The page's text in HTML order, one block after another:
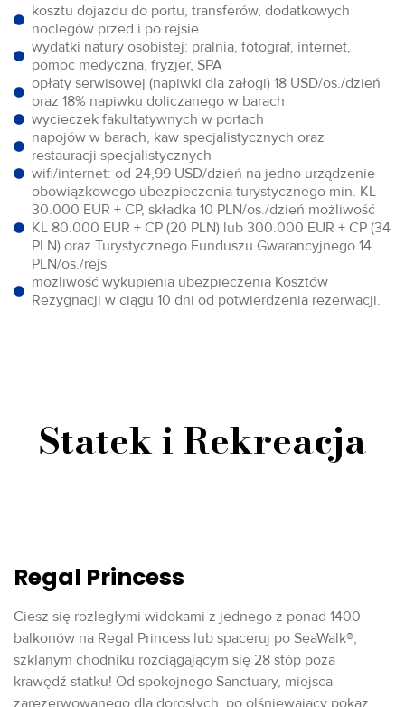
kosztu dojazdu do portu, transferów, dodatkowych
noclegów przed i po rejsie
wydatki natury osobistej: pralnia, fotograf, internet,
pomoc medyczna, fryzjer, SPA
opłaty serwisowej (napiwki dla załogi) 18 USD/os./dzień
oraz 18% napiwku doliczanego w barach
wycieczek fakultatywnych w portach
napojów w barach, kaw specjalistycznych oraz
restauracji specjalistycznych
wifi/internet: od 24,99 USD/dzień na jedno urządzenie
obowiązkowego ubezpieczenia turystycznego min. KL-
30.000 EUR + CP, składka 10 PLN/os./dzień możliwość
KL 80.000 EUR + CP (20 PLN) lub 300.000 EUR + CP (34
PLN) oraz Turystycznego Funduszu Gwarancyjnego 14
PLN/os./rejs
możliwość wykupienia ubezpieczenia Kosztów
Rezygnacji w ciągu 10 dni od potwierdzenia rezerwacji.
Statek i Rekreacja
Regal Princess
Ciesz się rozległymi widokami z jednego z ponad 1400
balkonów na Regal Princess lub spaceruj po SeaWalk®,
szklanym chodniku rozciągającym się 28 stóp poza
krawędź statku! Od spokojnego Sanctuary, miejsca
zarezerwowanego dla dorosłych, po olśniewający pokaz